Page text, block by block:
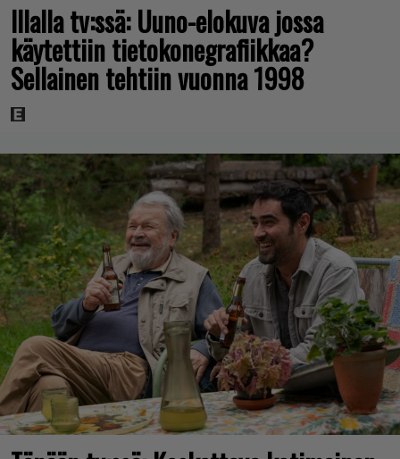
Illalla tv:ssä: Uuno-elokuva jossa
käytettiin tietokonegrafiikkaa?
Sellainen tehtiin vuonna 1998